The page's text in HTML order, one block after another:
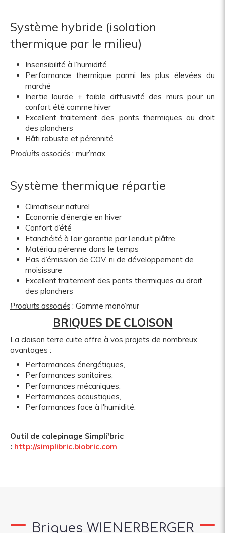
Système hybride (isolation
thermique par le milieu)
Insensibilité à l’humidité
Performance thermique parmi les plus élevées du
marché
Inertie lourde + faible diffusivité des murs pour un
confort été comme hiver
Excellent traitement des ponts thermiques au droit
des planchers
Bâti robuste et pérennité
Produits associés : mur’max
Système thermique répartie
Climatiseur naturel
Economie d’énergie en hiver
Confort d’été
Etanchéité à l’air garantie par l’enduit plâtre
Matériau pérenne dans le temps
Pas d’émission de COV, ni de développement de
moisissure
Excellent traitement des ponts thermiques au droit
des planchers
Produits associés : Gamme mono’mur
BRIQUES DE CLOISON
La cloison terre cuite offre à vos projets de nombreux
avantages :
Performances énergétiques
Performances sanitaires
Performances mécaniques
Performances acoustiques
Performances face à l'humidité
Outil de calepinage Simpli'bric
: http://simplibric.biobric.com
Briques WIENERBERGER